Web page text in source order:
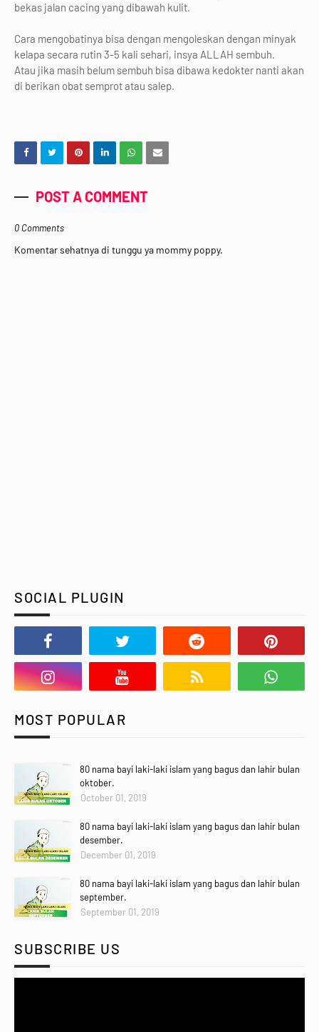
bekas jalan cacing yang dibawah kulit.
Cara mengobatinya bisa dengan mengoleskan dengan minyak
kelapa secara rutin 3-5 kali sehari, insya ALLAH sembuh.
Atau jika masih belum sembuh bisa dibawa kedokter nanti akan
di berikan obat semprot atau salep.
POST A COMMENT
0 Comments
Komentar sehatnya di tunggu ya mommy poppy.
SOCIAL PLUGIN
MOST POPULAR
80 nama bayi laki-laki islam yang bagus dan lahir bulan
oktober.
October 01, 2019
80 nama bayi laki-laki islam yang bagus dan lahir bulan
desember.
December 01, 2019
80 nama bayi laki-laki islam yang bagus dan lahir bulan
september.
September 01, 2019
SUBSCRIBE US